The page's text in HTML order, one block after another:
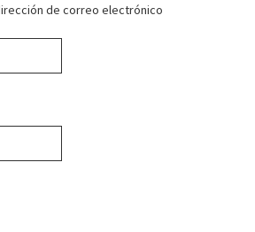
de correo electrónico